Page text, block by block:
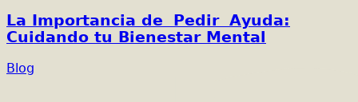
La Importancia de Pedir Ayuda:
Cuidando tu Bienestar Mental
Blog